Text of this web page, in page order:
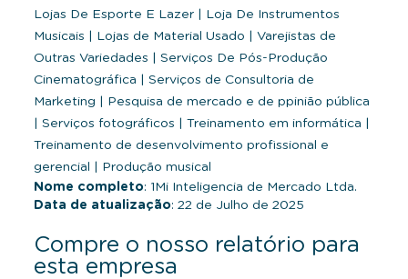
Lojas De Esporte E Lazer
Loja De Instrumentos
Musicais
Lojas de Material Usado
Varejistas de
Outras Variedades
Serviços De Pós-Produção
Cinematográfica
Serviços de Consultoria de
Marketing
Pesquisa de mercado e de ppinião pública
Serviços fotográficos Treinamento em informática
Treinamento de desenvolvimento profissional e
gerencial
Produção musical
Nome completo: 1Mi Inteligencia de Mercado Ltda.
Data de atualização: 22 de Julho de 2025
Compre o nosso relatório para
esta empresa